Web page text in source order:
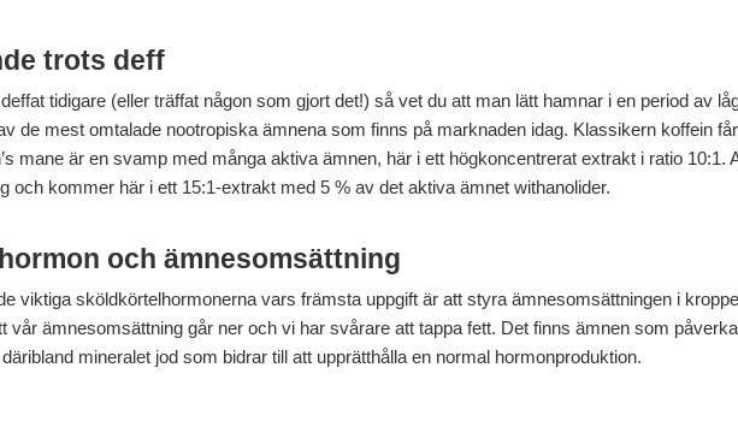
trots deff
tidigare (eller träffat någon som gjort det!) så vet du att man lätt hamnar i en period av
de mest omtalade nootropiska ämnena som finns på marknaden idag. Klassikern koffein
mane är en svamp med många aktiva ämnen, här i ett högkoncentrerat extrakt i ratio 10:1.
och kommer här i ett 15:1-extrakt med 5 % av det aktiva ämnet withanolider.
och ämnesomsättning
viktiga sköldkörtelhormonerna vars främsta uppgift är att styra ämnesomsättningen i
vår ämnesomsättning går ner och vi har svårare att tappa fett. Det finns ämnen som
mineralet jod som bidrar till att upprätthålla en normal hormonproduktion.